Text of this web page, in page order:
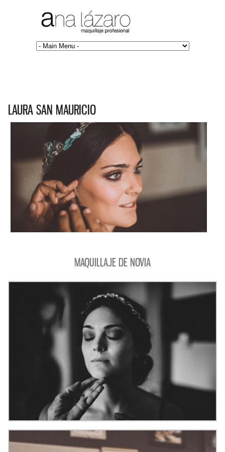
LAURA SAN MAURICIO
MAQUILLAJE DE NOVIA